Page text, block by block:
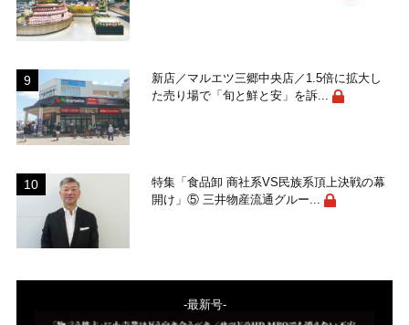
新店／マルエツ三郷中央店／1.5倍に拡大し
た売り場で「旬と鮮と安」を訴...
特集「食品卸 商社系VS民族系頂上決戦の幕
開け」⑤ 三井物産流通グルー...
-最新号-